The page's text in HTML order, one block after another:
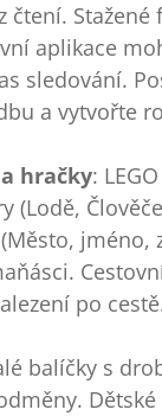
čtení. Stažené
aplikace
sledování.
a vytvořte
hračky:
(Lodě,
jméno,
po
balíčky s